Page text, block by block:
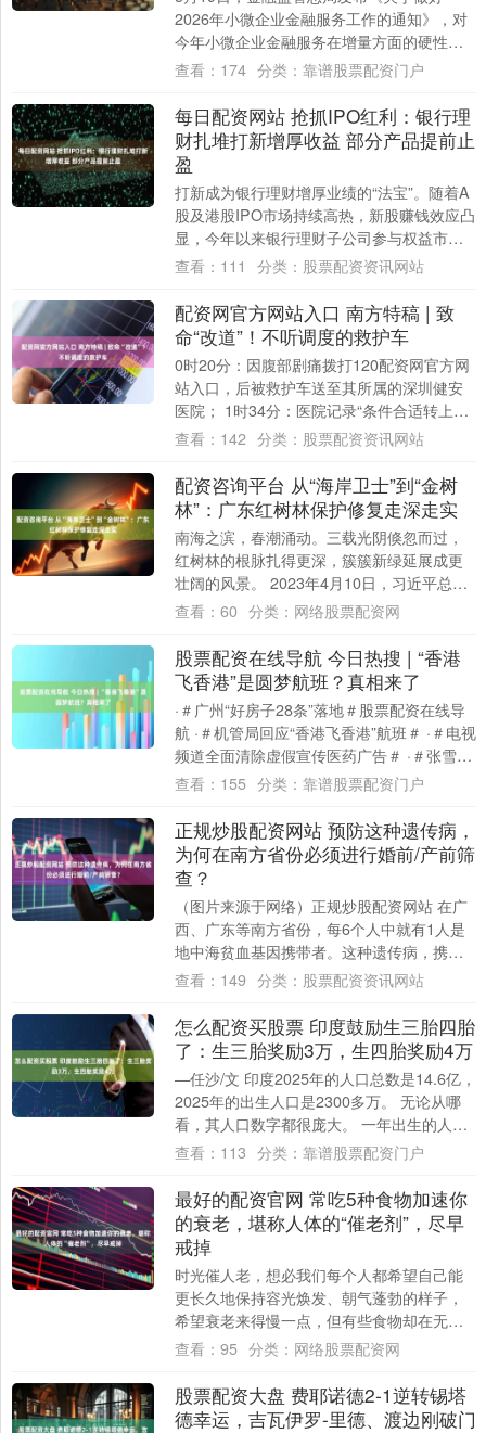
2026年小微企业金融服务工作的通知》，对
今年小微企业金融服务在增量方面的硬性要
求进一步“松绑”，未提及“全国普惠型小微
查看： 174 分类： 靠谱股票配资门户
每日配资网站 抢抓IPO红利：银行理
财扎堆打新增厚收益 部分产品提前止
盈
打新成为银行理财增厚业绩的“法宝”。随着A
股及港股IPO市场持续高热，新股赚钱效应凸
显，今年以来银行理财子公司参与权益市场
的频次显著提高。据深交所数据，截至5月....
查看： 111 分类： 股票配资资讯网站
配资网官方网站入口 南方特稿 | 致
命“改道”！不听调度的救护车
0时20分：因腹部剧痛拨打120配资网官方网
站入口，后被救护车送至其所属的深圳健安
医院； 1时34分：医院记录“条件合适转上级
医院进一步治疗”，但转院未执行； ....
查看： 142 分类： 股票配资资讯网站
配资咨询平台 从“海岸卫士”到“金树
林”：广东红树林保护修复走深走实
南海之滨，春潮涌动。三载光阴倏忽而过，
红树林的根脉扎得更深，簇簇新绿延展成更
壮阔的风景。 2023年4月10日，习近平总书
记来到我国红树林面积最大、分布最集中
查看： 60 分类： 网络股票配资网
股票配资在线导航 今日热搜 | “香港
飞香港”是圆梦航班？真相来了
·＃广州“好房子28条”落地＃股票配资在线导
航 ·＃机管局回应“香港飞香港”航班＃ ·＃电视
频道全面清除虚假宣传医药广告＃ ·＃张雪宣
布捐赠嫣然加码＃ ·＃深圳....
查看： 155 分类： 靠谱股票配资门户
正规炒股配资网站 预防这种遗传病，
为何在南方省份必须进行婚前/产前筛
查？
（图片来源于网络）正规炒股配资网站 在广
西、广东等南方省份，每6个人中就有1人是
地中海贫血基因携带者。这种遗传病，携带
者可能没有任何症状，却可能在在下一代身
查看： 149 分类： 股票配资资讯网站
怎么配资买股票 印度鼓励生三胎四胎
了：生三胎奖励3万，生四胎奖励4万
—任沙/文 印度2025年的人口总数是14.6亿，
2025年的出生人口是2300多万。 无论从哪
看，其人口数字都很庞大。 一年出生的人口
数赶上不少国家的总人口。....
查看： 113 分类： 靠谱股票配资门户
最好的配资官网 常吃5种食物加速你
的衰老，堪称人体的“催老剂”，尽早
戒掉
时光催人老，想必我们每个人都希望自己能
更长久地保持容光焕发、朝气蓬勃的样子，
希望衰老来得慢一点，但有些食物却在无形
之中，催化衰老的速度！比如这5种食物，可
查看： 95 分类： 网络股票配资网
股票配资大盘 费耶诺德2-1逆转锡塔
德幸运，吉瓦伊罗-里德、渡边刚破门